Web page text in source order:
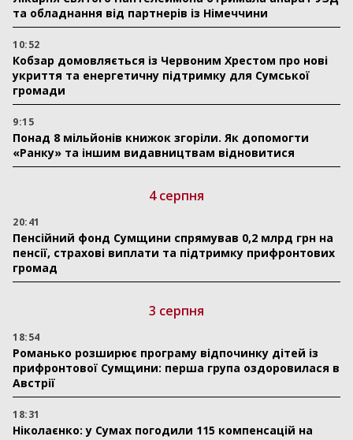
та обладнання від партнерів із Німеччини
10:52
Кобзар домовляється із Червоним Хрестом про нові
укриття та енергетичну підтримку для Сумської
громади
9:15
Понад 8 мільйонів книжок згоріли. Як допомогти
«Ранку» та іншим видавництвам відновитися
4 серпня
20:41
Пенсійний фонд Сумщини спрямував 0,2 млрд грн на
пенсії, страхові виплати та підтримку прифронтових
громад
3 серпня
18:54
Романько розширює програму відпочинку дітей із
прифронтової Сумщини: перша група оздоровилася в
Австрії
18:31
Ніколаєнко: у Сумах погодили 115 компенсацій на